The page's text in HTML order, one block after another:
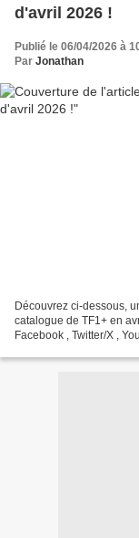
d'avril 2026 !
Publié le 06/04/2026 à
Par Jonathan
Découvrez ci-dessous,
catalogue de TF1+ en
Facebook , Twitter/X ,